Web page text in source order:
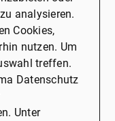
Exposé ist eine
gilt allein der
gelten die
Erstellung
uns beauftragt
nach
überarbeitet.
analysieren.
Cookies,
nutzen. Um
treffen.
Datenschutz
Unter